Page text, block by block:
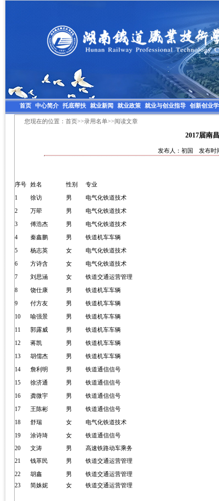
首页 中心简介 托底帮扶 就业新闻 就业政策 就业与创业指导 创新创业
您现在的位置：首页>>录用名单>>阅读文章
2017届南
发布人：初国 发布时
序号 姓名 性别
专业
1
徐访 男
电气化铁道技术
2
万荦 男
电气化铁道技术
3
傅浩杰 男
电气化铁道技术
4
秦鑫鹏 男
铁道机车车辆
5
杨志英 女
电气化铁道技术
6
方诗含 女
电气化铁道技术
7
刘思涵 女
铁道交通运营管理
8
饶仕康 男
铁道机车车辆
9
付方友 男
铁道机车车辆
10
喻强景 男
铁道机车车辆
11
郭露威 男
铁道机车车辆
12
蒋凯 男
铁道机车车辆
13
胡儒杰 男
铁道机车车辆
14
詹利明 男
铁道通信信号
15
徐济通 男
铁道通信信号
16
龚微宇 男
铁道通信信号
17
王陈彬 男
铁道通信信号
18
舒瑞 女
电气化铁道技术
19
涂诗琦 女
铁道通信信号
20
文涛 男
高速铁路动车乘务
21
钱萃民 男
铁道交通运营管理
22
胡鑫 男
铁道交通运营管理
23
简姝妮 女 铁道交通运营管理